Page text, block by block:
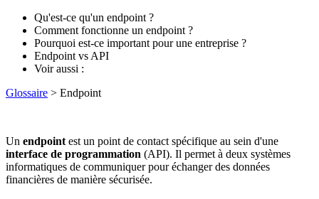
Qu'est-ce qu'un endpoint ?
Comment fonctionne un endpoint ?
Pourquoi est-ce important pour une entreprise ?
Endpoint vs API
Voir aussi :
Glossaire > Endpoint
Un endpoint est un point de contact spécifique au sein d'une
interface de programmation (API). Il permet à deux systèmes
informatiques de communiquer pour échanger des données
financières de manière sécurisée.